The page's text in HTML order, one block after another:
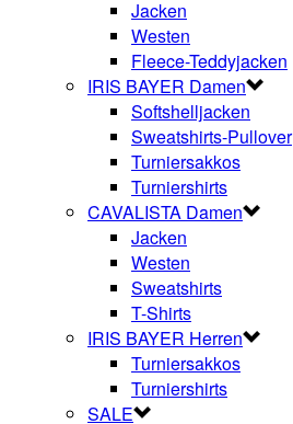
Jacken
Westen
Fleece-Teddyjacken
IRIS BAYER Damen
Softshelljacken
Sweatshirts-Pullover
Turniersakkos
Turniershirts
CAVALISTA Damen
Jacken
Westen
Sweatshirts
T-Shirts
IRIS BAYER Herren
Turniersakkos
Turniershirts
SALE